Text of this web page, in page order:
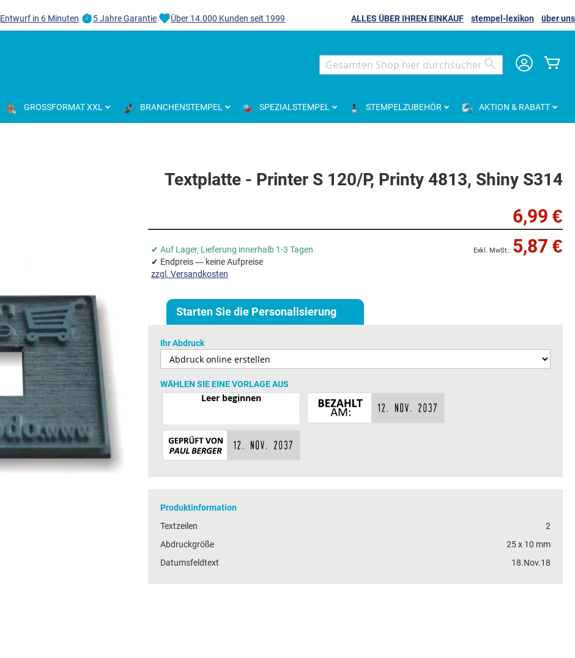
Entwurf in 6 Minuten 5 Jahre Garantie Über 14.000 Kunden seit 1999 ALLES ÜBER IHREN EINKAUF stempel-lexikon
über uns
Search
GROSSFORMAT XXL BRANCHENSTEMPEL SPEZIALSTEMPEL STEMPELZUBEHÖR AKTION & RABATT
Textplatte - Printer S 120/P, Printy 4813, Shiny S314
6,99 €
5,87 €
✔ Auf Lager, Lieferung innerhalb 1-3 Tagen
✔ Endpreis — keine Aufpreise
zzgl. Versandkosten
Starten Sie die Personalisierung
Ihr Abdruck
WÄHLEN SIE EINE VORLAGE AUS
Leer beginnen
Produktinformation
Textzeilen
2
Abdruckgröße
25 x 10 mm
Datumsfeldtext
18.Nov.18